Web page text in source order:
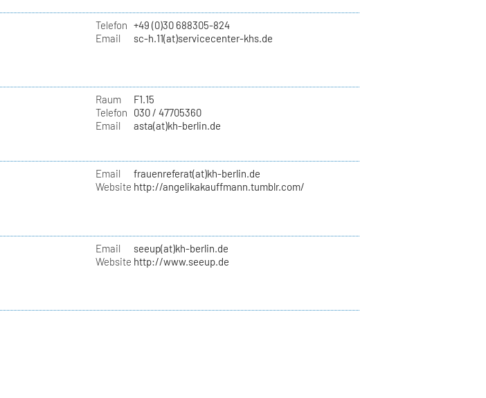
Telefon +49 (0)30 688305-824
Email
sc-h.11(at)servicecenter-khs.de
Raum
F1.15
Telefon
030 / 47705360
Email
asta(at)kh-berlin.de
Email
frauenreferat(at)kh-berlin.de
Website http://angelikakauffmann.tumblr.com/
Email
seeup(at)kh-berlin.de
Website http://www.seeup.de